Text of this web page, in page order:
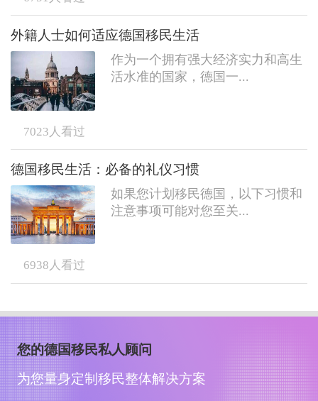
外籍人士如何适应德国移民生活
作为一个拥有强大经济实力和高生
活水准的国家，德国一...
7023 人看过
德国移民生活：必备的礼仪习惯
如果您计划移民德国，以下习惯和
注意事项可能对您至关...
6938 人看过
您的德国移民私人顾问
为您量身定制移民整体解决方案